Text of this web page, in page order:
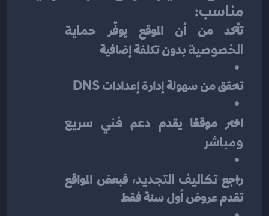
مناسب:
تأكد من أن الموقع يوفّر
الخصوصية بدون تكلفة إضافية
تحقق من سهولة إدارة إعدادات DNS
اختر موقعًا يقدم
دعم فني سريع
ومباشر
راجع تكاليف التجديد ، فبعض المواقع
تقدم عروض أول سنة فقط